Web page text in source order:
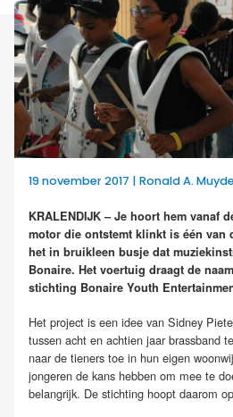
19 november 2017 | Ronald A.
KRALENDIJK – Je hoort hem vanaf
motor die ontstemt klinkt is één van
het in bruikleen busje dat
Bonaire. Het voertuig draagt de
stichting Bonaire Youth
Het project is een idee van Sidney
tussen acht en achtien jaar brassband
naar de tieners toe in hun eigen
jongeren de kans hebben om mee te
belangrijk. De stichting hoopt daarom